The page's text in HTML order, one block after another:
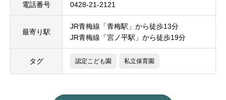
電話番号 0428-21-2121
最寄り駅
JR青梅線「青梅駅」から徒歩13分
JR青梅線「宮ノ平駅」から徒歩19分
タグ 認定こども園 私立保育園